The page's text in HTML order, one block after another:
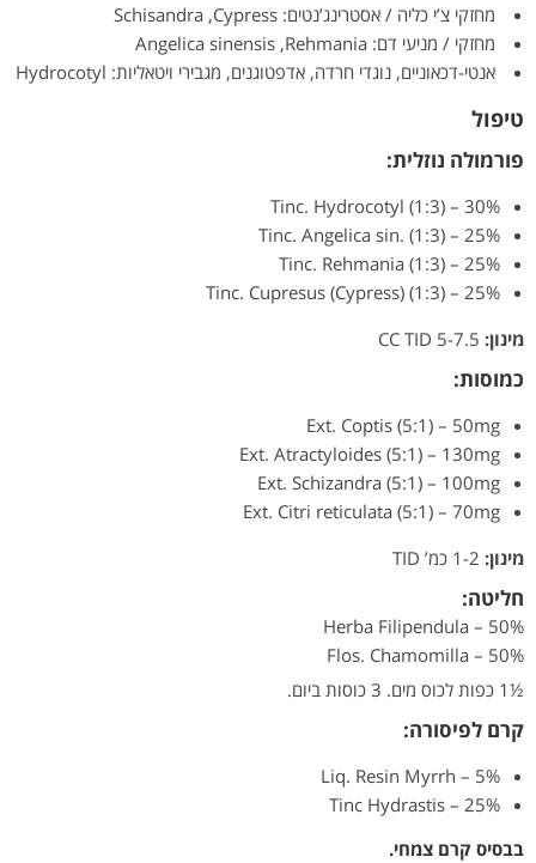
מחזקי צ’י כליה / אסטרינג’נטים: Schisandra ,Cypress
מחזקי / מניעי דם: Angelica sinensis ,Rehmania
אנטי-דכאוניים, נוגדי חרדה, אדפטוגנים, מגבירי ויטאליות: Hydrocotyl
טיפול
פורמולה נוזלית:
Tinc. Hydrocotyl (1:3) – 30%
Tinc. Angelica sin. (1:3) – 25%
Tinc. Rehmania (1:3) – 25%
Tinc. Cupresus (Cypress) (1:3) – 25%
מינון:
כמוסות:
Ext. Coptis (5:1) – 50mg
Ext. Atractyloides (5:1) – 130mg
Ext. Schizandra (5:1) – 100mg
Ext. Citri reticulata (5:1) – 70mg
מינון:
חליטה:
Herba Filipendula – 50%
Flos. Chamomilla – 50%
½1 כפות לכוס מים. 3 כוסות ביום.
קרם לפיסורה:
Liq. Resin Myrrh – 5%
Tinc Hydrastis – 25%
בבסיס קרם צמחי.